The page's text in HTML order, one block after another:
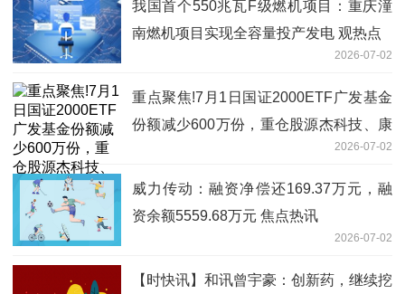
我国首个550兆瓦F级燃机项目：重庆潼
南燃机项目实现全容量投产发电 观热点
2026-07-02
重点聚焦!7月1日国证2000ETF广发基金
份额减少600万份，重仓股源杰科技、康
2026-07-02
威力传动：融资净偿还169.37万元，融
资余额5559.68万元 焦点热讯
2026-07-02
【时快讯】和讯曾宇豪：创新药，继续挖